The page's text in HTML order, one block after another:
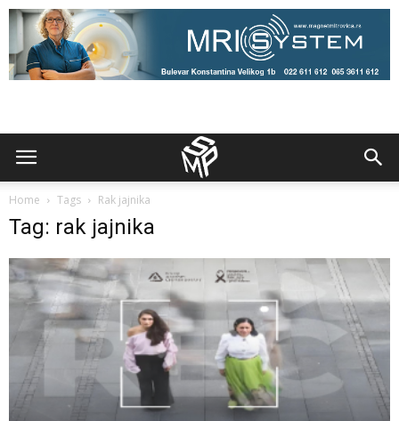
Home Tags Rak jajnika
Tag: rak jajnika